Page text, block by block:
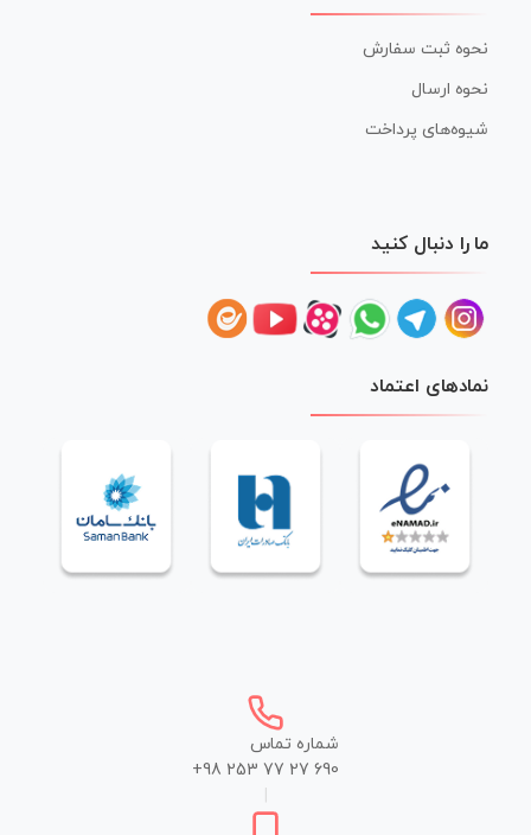
نحوه ثبت سفارش
نحوه ارسال
شیوه‌های پرداخت
ما را دنبال کنید
نمادهای اعتماد
شماره تماس
+98 253 77 27 690